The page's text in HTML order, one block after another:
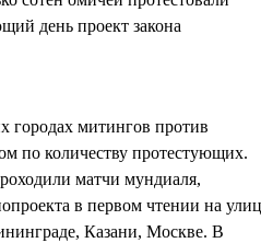
день проект закона
городах митингов против
по количеству протестующих.
матчи мундиаля,
в первом чтении на
Казани, Москве. В